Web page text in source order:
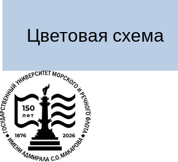
Цветовая схема